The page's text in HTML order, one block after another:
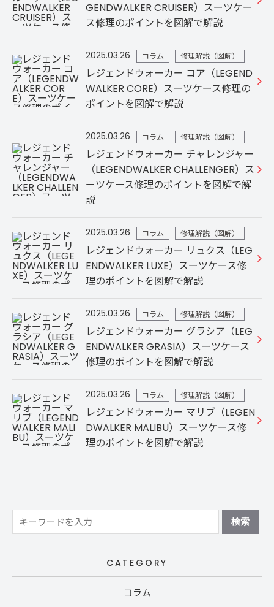
GENDWALKER CRUISER）スーツケー
ス修理のポイントを図解で解説
2025.03.26 コラム 修理解説（図解）
レジェンドウォーカー コア（LEGEND
WALKER CORE）スーツケース修理の
ポイントを図解で解説
2025.03.26 コラム 修理解説（図解）
レジェンドウォーカー チャレンジャー
（LEGENDWALKER CHALLENGER）ス
ーツケース修理のポイントを図解で解
説
2025.03.26 コラム 修理解説（図解）
レジェンドウォーカー リュクス（LEG
ENDWALKER LUXE）スーツケース修
理のポイントを図解で解説
2025.03.26 コラム 修理解説（図解）
レジェンドウォーカー グラシア（LEG
ENDWALKER GRASIA）スーツケース
修理のポイントを図解で解説
2025.03.26 コラム 修理解説（図解）
レジェンドウォーカー マリブ（LEGEN
DWALKER MALIBU）スーツケース修
理のポイントを図解で解説
CATEGORY
コラム